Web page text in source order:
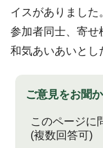
イスがありました
参加者同士、寄せ
和気あいあいとし
ご意見をお聞
このページに
(複数回答可)